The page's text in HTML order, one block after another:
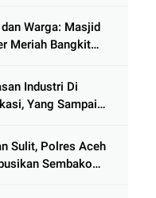
Warga: Masjid
Meriah Bangkit
Industri Di
Yang Sampai
Sulit, Polres Aceh
Sembako